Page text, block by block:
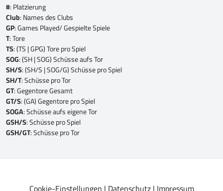
#: Platzierung
Club: Names des Clubs
GP: Games Played/ Gespielte Spiele
T: Tore
TS: (TS | GPG) Tore pro Spiel
SOG: (SH | SOG) Schüsse aufs Tor
SH/S: (SH/S | SOG/G) Schüsse pro Spiel
SH/T: Schüsse pro Tor
GT: Gegentore Gesamt
GT/S: (GA) Gegentore pro Spiel
SOGA: Schüsse aufs eigene Tor
GSH/S: Schüsse pro Spiel
GSH/GT: Schüsse pro Tor